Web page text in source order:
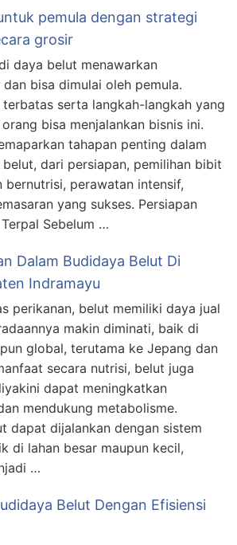
pemula dengan strategi
grosir
daya belut menawarkan
bisa dimulai oleh pemula.
terbatas serta langkah-langkah yang
bisa menjalankan bisnis ini.
tahapan penting dalam
dari persiapan, pemilihan bibit
bernutrisi, perawatan intensif,
yang sukses. Persiapan
Sebelum …
Dalam Budidaya Belut Di
Indramayu
perikanan, belut memiliki daya jual
makin diminati, baik di
global, terutama ke Jepang dan
secara nutrisi, belut juga
dapat meningkatkan
mendukung metabolisme.
dapat dijalankan dengan sistem
di lahan besar maupun kecil,
…
Belut Dengan Efisiensi